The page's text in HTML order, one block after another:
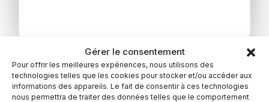
Gérer le consentement
Pour offrir les meilleures expériences, nous utilisons des
technologies telles que les cookies pour stocker et/ou accéder aux
informations des appareils. Le fait de consentir à ces technologies
nous permettra de traiter des données telles que le comportement